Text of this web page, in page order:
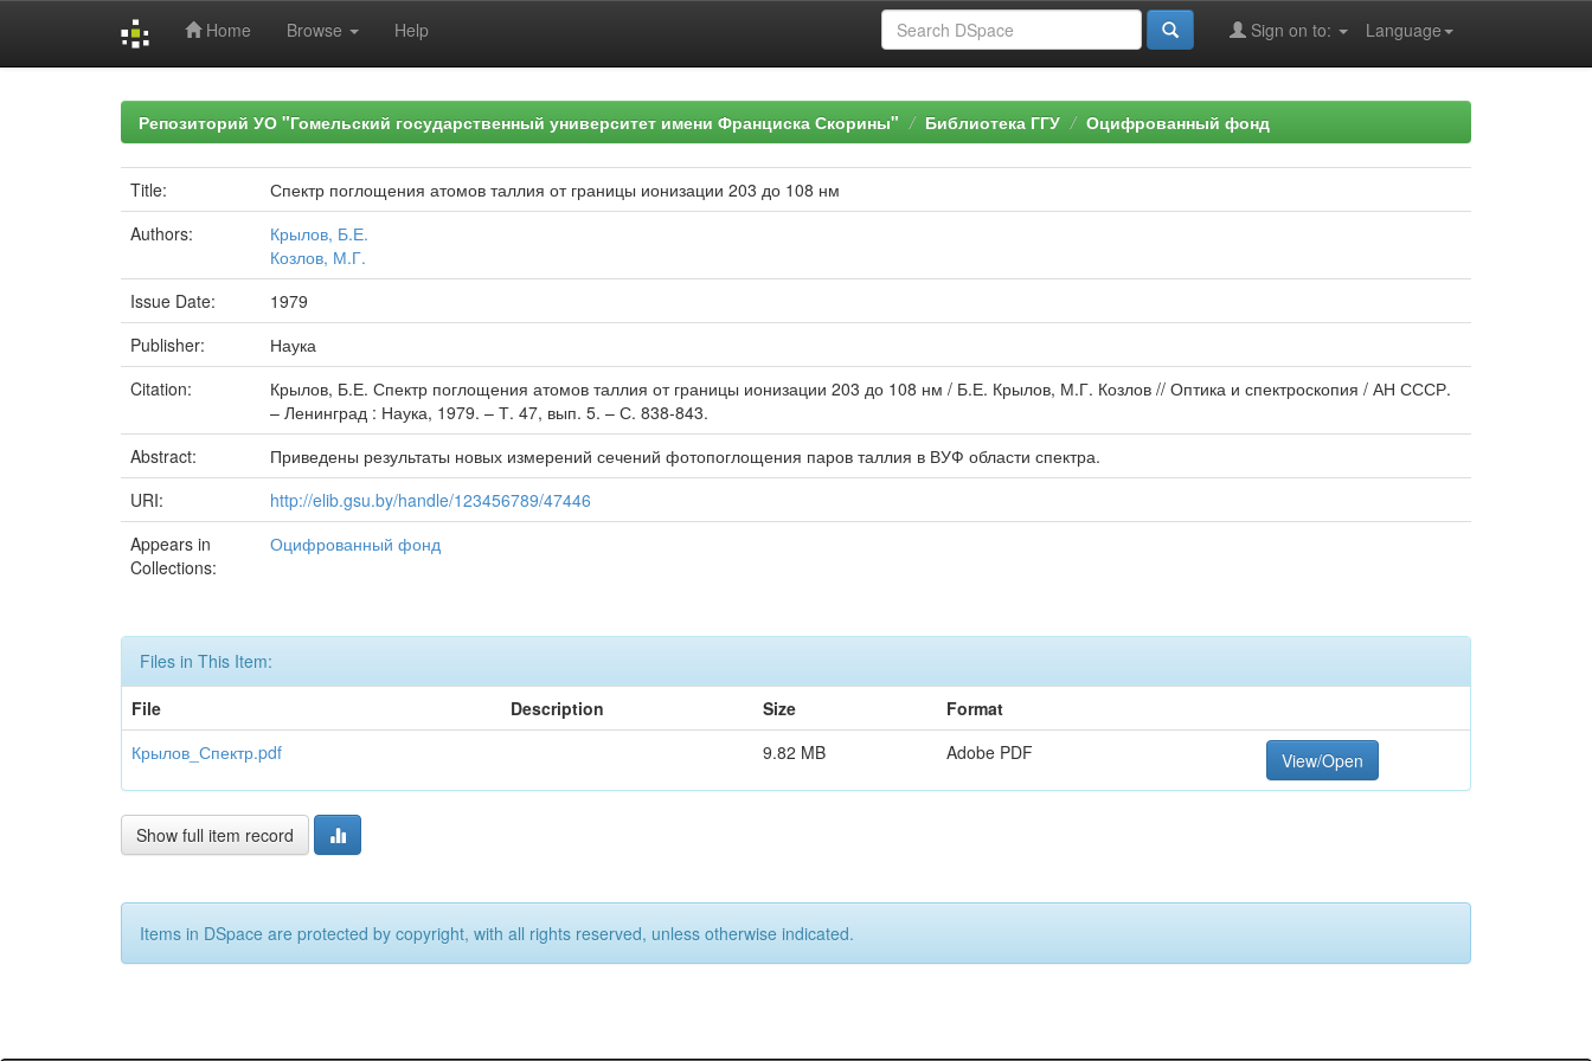
Home Browse Help Language
Sign on to:
Репозиторий УО "Гомельский государственный университет имени Франциска Скорины" Библиотека ГГУ Оцифрованный фонд
Title:
Спектр поглощения атомов таллия от границы ионизации 203 до 108 нм
Authors:
Крылов, Б.Е.
Козлов, М.Г.
Issue Date:
1979
Publisher:
Наука
Citation:
Крылов, Б.Е. Спектр поглощения атомов таллия от границы ионизации 203 до 108 нм / Б.Е. Крылов, М.Г. Козлов // Оптика и спектроскопия / АН СССР.
– Ленинград : Наука, 1979. – Т. 47, вып. 5. – С. 838-843.
Abstract:
Приведены результаты новых измерений сечений фотопоглощения паров таллия в ВУФ области спектра.
URI:
http://elib.gsu.by/handle/123456789/47446
Appears in
Collections:
Оцифрованный фонд
Files in This Item:
File
Description Size
Format
Крылов_Спектр.pdf
9.82 MB Adobe PDF View/Open
Show full item record
Items in DSpace are protected by copyright, with all rights reserved, unless otherwise indicated.